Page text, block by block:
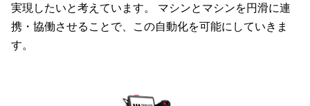
実現したいと考えています。 マシンとマシンを円滑に連
携・協働させることで、この自動化を可能にしていきま
す。